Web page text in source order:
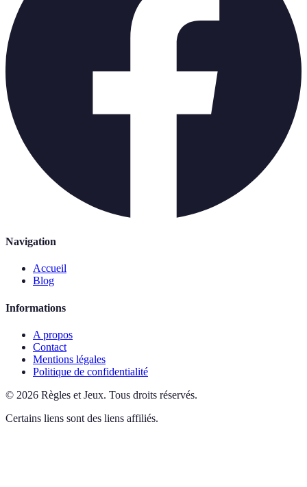
Navigation
Accueil
Blog
Informations
A propos
Contact
Mentions légales
Politique de confidentialité
© 2026 Règles et Jeux. Tous droits réservés.
Certains liens sont des liens affiliés.